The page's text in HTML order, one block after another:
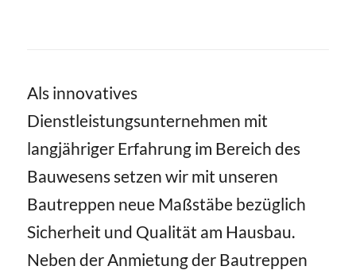
Als innovatives
Dienstleistungsunternehmen mit
langjähriger Erfahrung im Bereich des
Bauwesens setzen wir mit unseren
Bautreppen neue Maßstäbe bezüglich
Sicherheit und Qualität am Hausbau.
Neben der Anmietung der Bautreppen